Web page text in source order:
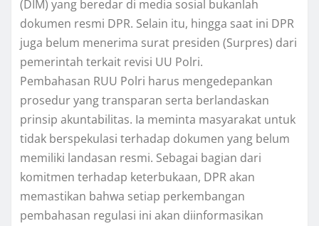
(DIM) yang beredar di media sosial bukanlah
dokumen resmi DPR. Selain itu, hingga saat ini DPR
juga belum menerima surat presiden (Surpres) dari
pemerintah terkait revisi UU Polri.
Pembahasan RUU Polri harus mengedepankan
prosedur yang transparan serta berlandaskan
prinsip akuntabilitas. Ia meminta masyarakat untuk
tidak berspekulasi terhadap dokumen yang belum
memiliki landasan resmi. Sebagai bagian dari
komitmen terhadap keterbukaan, DPR akan
memastikan bahwa setiap perkembangan
pembahasan regulasi ini akan diinformasikan